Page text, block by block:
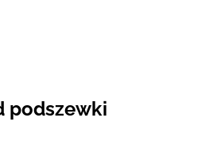
podszewki